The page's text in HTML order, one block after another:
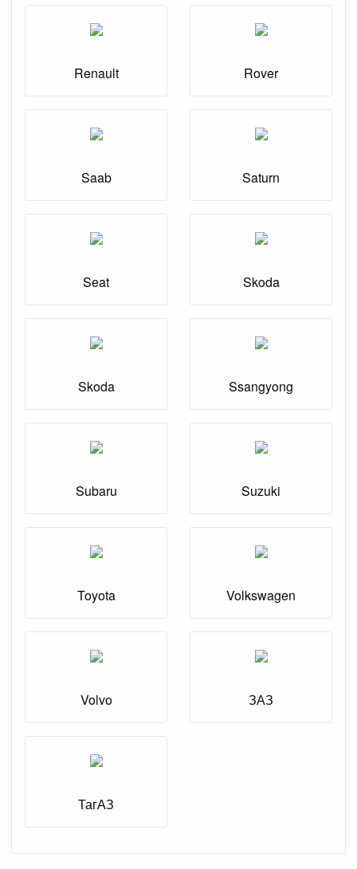
Renault Rover
Saab Saturn
Seat Skoda
Skoda Ssangyong
Subaru Suzuki
Toyota Volkswagen
Volvo ЗАЗ
ТагАЗ